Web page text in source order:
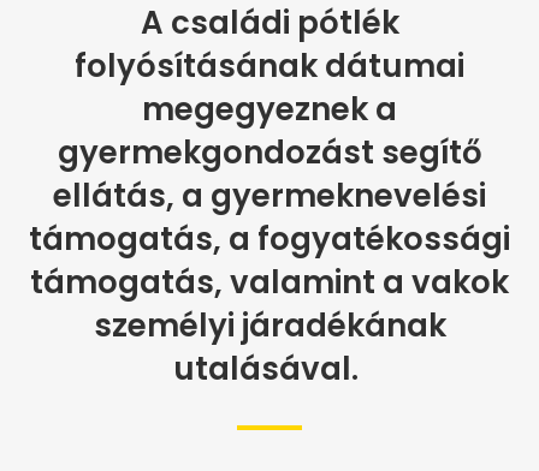
A családi pótlék
folyósításának dátumai
megegyeznek a
gyermekgondozást segítő
ellátás, a gyermeknevelési
támogatás, a fogyatékossági
támogatás, valamint a vakok
személyi járadékának
utalásával.